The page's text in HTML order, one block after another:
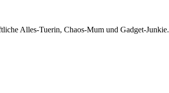
Alles-Tuerin, Chaos-Mum und Gadget-Junkie.